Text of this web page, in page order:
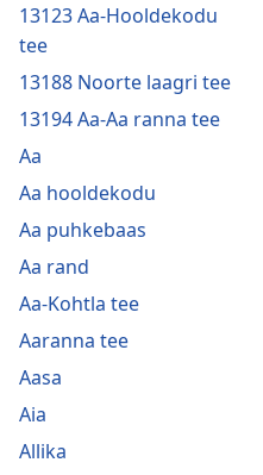
13123 Aa-Hooldekodu
tee
13188 Noorte laagri tee
13194 Aa-Aa ranna tee
Aa
Aa hooldekodu
Aa puhkebaas
Aa rand
Aa-Kohtla tee
Aaranna tee
Aasa
Aia
Allika